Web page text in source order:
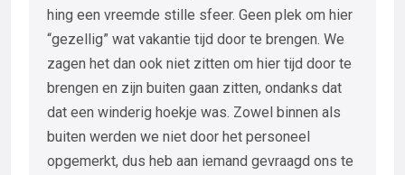
hing een vreemde stille sfeer. Geen plek om hier
“gezellig” wat vakantie tijd door te brengen. We
zagen het dan ook niet zitten om hier tijd door te
brengen en zijn buiten gaan zitten, ondanks dat
dat een winderig hoekje was. Zowel binnen als
buiten werden we niet door het personeel
opgemerkt, dus heb aan iemand gevraagd ons te